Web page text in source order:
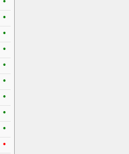
•
•
•
•
•
•
•
•
•